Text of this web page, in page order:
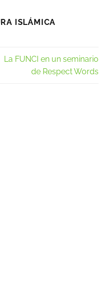
ISLÁMICA
La FUNCI en un seminario
de Respect Words